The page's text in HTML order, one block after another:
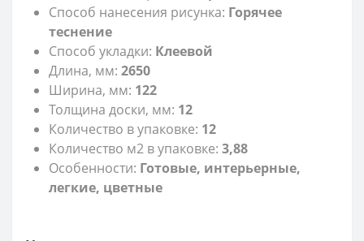
Способ нанесения рисунка: Горячее
теснение
Способ укладки: Клеевой
Длина, мм: 2650
Ширина, мм: 122
Толщина доски, мм: 12
Количество в упаковке: 12
Количество м2 в упаковке: 3,88
Особенности: Готовые, интерьерные,
легкие, цветные